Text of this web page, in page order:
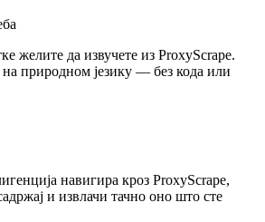
желите да извучете из ProxyScrape.
на природном језику — без кода или
навигира кроз ProxyScrape,
и извлачи тачно оно што сте